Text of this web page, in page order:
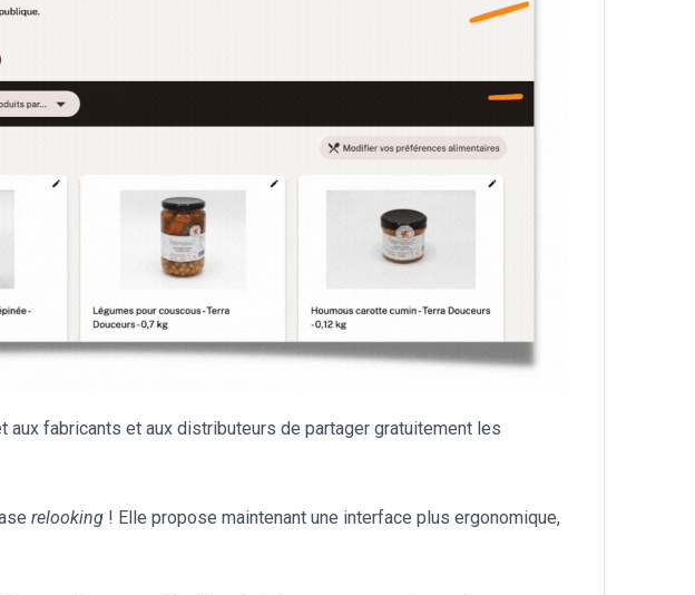
български
aux fabricants et aux distributeurs de partager gratuitement les
relooking ! Elle propose maintenant une interface plus ergonomique,